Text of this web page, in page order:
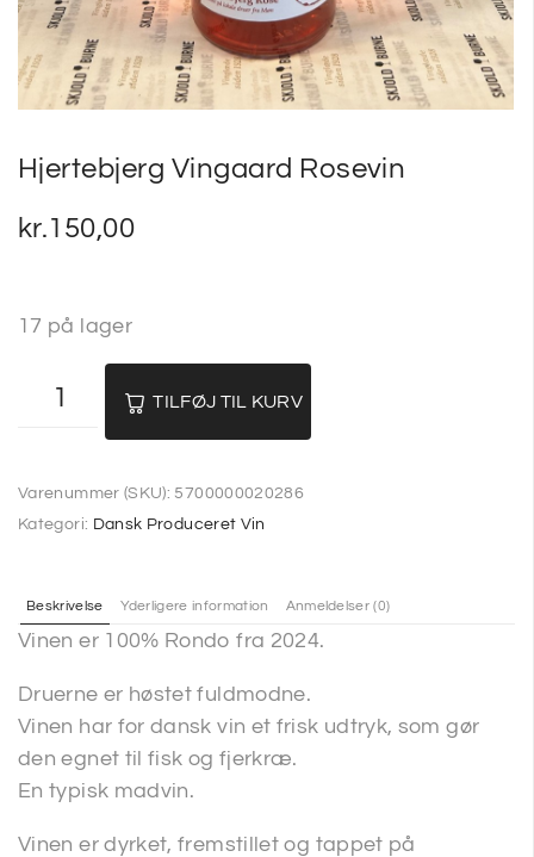
Hjertebjerg Vingaard Rosevin
kr.150,00
17 på lager
TILFØJ TIL KURV
Varenummer (SKU): 5700000020286
Kategori: Dansk Produceret Vin
Beskrivelse Yderligere information Anmeldelser (0)
Vinen er 100% Rondo fra 2024.
Druerne er høstet fuldmodne.
Vinen har for dansk vin et frisk udtryk, som gør
den egnet til fisk og fjerkræ.
En typisk madvin.
Vinen er dyrket, fremstillet og tappet på